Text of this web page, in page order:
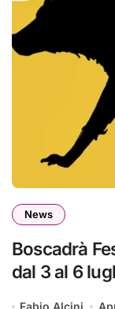
News
Boscadrà
dal 3 al 6